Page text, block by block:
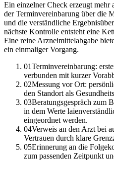
Ein einzelner Check erzeugt mehr
der Terminvereinbarung über die
und die verständliche
nächste Kontrolle entsteht eine
Eine reine Arzneimittelabgabe
ein einmaliger Vorgang.
01Terminvereinbarung:
verbunden mit kurzer
02Messung vor Ort:
den Standort als
03Beratungsgespräch zum
in dem Werte
eingeordnet werden.
04Verweis an den Arzt bei
Vertrauen durch klare
05Erinnerung an die
zum passenden Zeitpunkt